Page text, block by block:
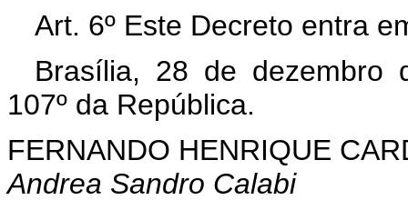
Art. 6º Este Decreto entra
Brasília, 28 de dezembro
107º da República.
FERNANDO HENRIQUE
Andrea Sandro Calabi